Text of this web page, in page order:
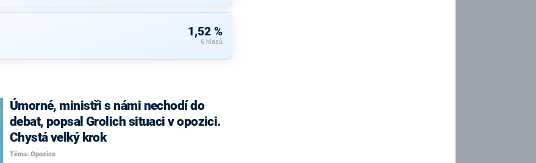
1,52 %
6 hlasů
Úmorné, ministři s námi nechodí do
debat, popsal Grolich situaci v opozici.
Chystá velký krok
Téma: Opozice